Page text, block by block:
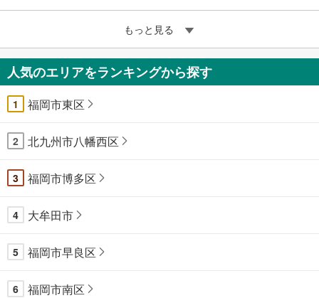
もっと見る
人気のエリアをランキングから探す
1 福岡市東区
2 北九州市八幡西区
3 福岡市博多区
4 大牟田市
5 福岡市早良区
6 福岡市南区